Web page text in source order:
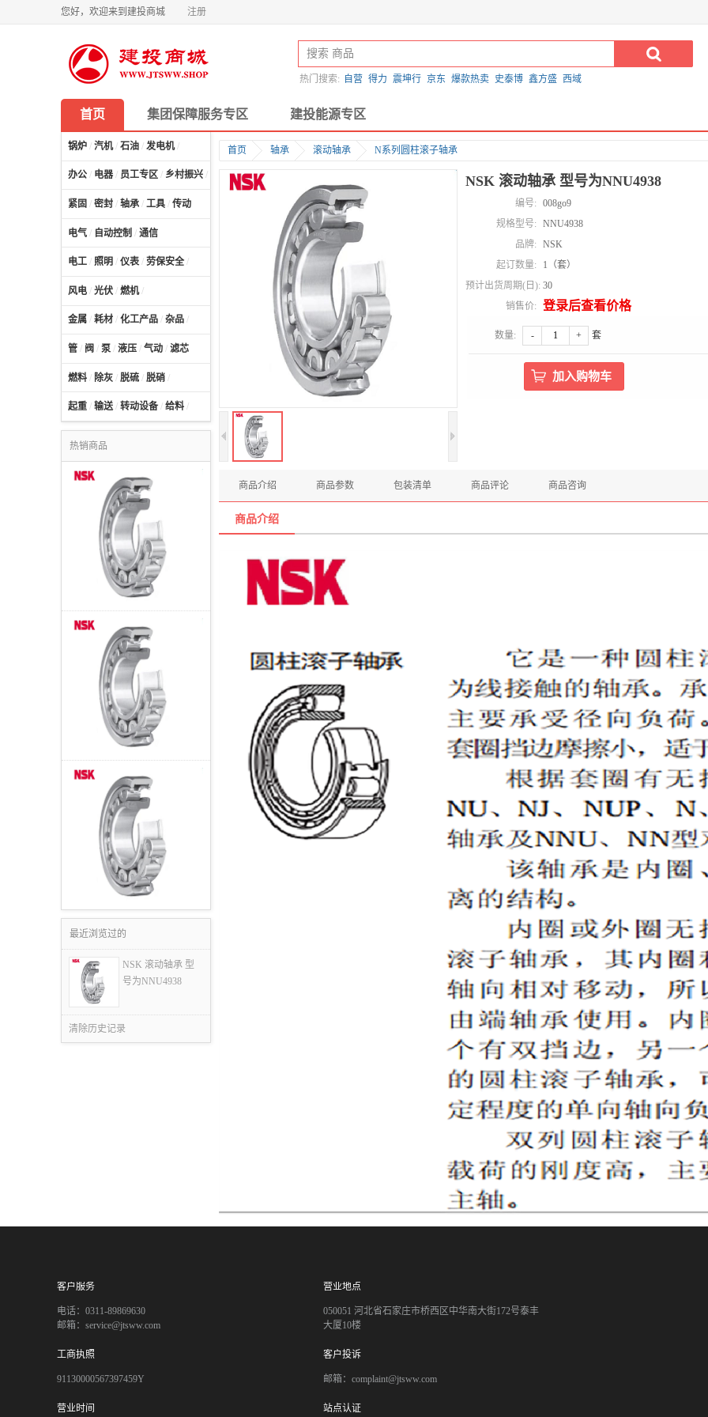
您好，欢迎来到建投商城 注册
热门搜索: 自营 得力 震坤行 京东 爆款热卖 史泰博 鑫方盛 西域
首页 集团保障服务专区 建投能源专区
锅炉 / 汽机/ 石油 / 发电机/
办公 / 电器 / 员工专区 / 乡村振兴 / 计算机及配件
紧固 / 密封 / 轴承 / 工具 / 传动
电气 / 自动控制 / 通信
电工 / 照明 / 仪表 / 劳保安全 /
风电 / 光伏 / 燃机/
金属 / 耗材 / 化工产品 / 杂品 /
管 / 阀 / 泵 / 液压 / 气动 / 滤芯
燃料 / 除灰 / 脱硫 / 脱硝 /
起重 / 输送/ 转动设备 / 给料 /
热销商品
最近浏览过的
NSK 滚动轴承 型
号为NNU4938
清除历史记录
首页 轴承 滚动轴承 N系列圆柱滚子轴承
NSK 滚动轴承 型号为NNU4938
编号:
008go9
规格型号:
NNU4938
品牌:
NSK
起订数量:
1（套）
预计出货周期(日): 30
销售价:
登录后查看价格
数量: - + 套
商品介绍 商品参数 包装清单 商品评论 商品咨询
商品介绍
客户服务
电话：0311-89869630
邮箱：service@jtsww.com
营业地点
050051 河北省石家庄市桥西区中华南大街172号泰丰
大厦10楼
工商执照
91130000567397459Y
客户投诉
邮箱：complaint@jtsww.com
营业时间 站点认证